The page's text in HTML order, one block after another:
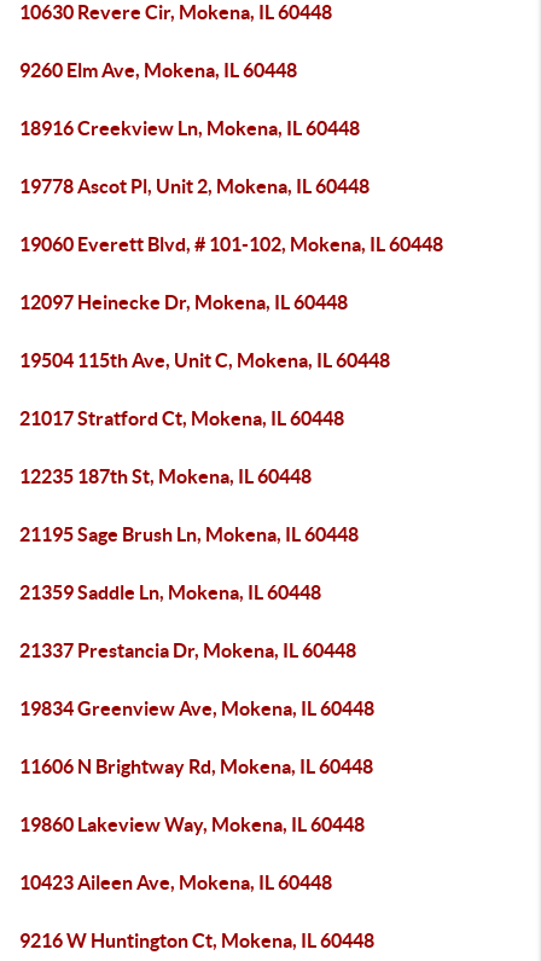
10630 Revere Cir, Mokena, IL 60448
9260 Elm Ave, Mokena, IL 60448
18916 Creekview Ln, Mokena, IL 60448
19778 Ascot Pl, Unit 2, Mokena, IL 60448
19060 Everett Blvd, # 101-102, Mokena, IL 60448
12097 Heinecke Dr, Mokena, IL 60448
19504 115th Ave, Unit C, Mokena, IL 60448
21017 Stratford Ct, Mokena, IL 60448
12235 187th St, Mokena, IL 60448
21195 Sage Brush Ln, Mokena, IL 60448
21359 Saddle Ln, Mokena, IL 60448
21337 Prestancia Dr, Mokena, IL 60448
19834 Greenview Ave, Mokena, IL 60448
11606 N Brightway Rd, Mokena, IL 60448
19860 Lakeview Way, Mokena, IL 60448
10423 Aileen Ave, Mokena, IL 60448
9216 W Huntington Ct, Mokena, IL 60448